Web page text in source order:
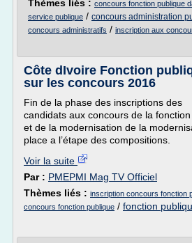
Thèmes liés : concours fonction publique
service publique / concours administration
concours administratifs / inscription aux
Côte dIvoire Fonction
sur les concours 2016
Fin de la phase des inscriptions des
candidats aux concours de la
et de la modernisation de la
place a l’étape des compositions.
Voir la suite
Par : PMEPMI Mag TV Officiel
Thèmes liés : inscription concours fonction
concours fonction publique / fonction